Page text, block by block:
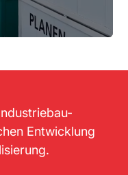
Entwicklung